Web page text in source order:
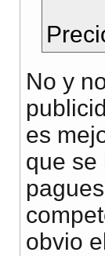
No y
es
que se
obvio